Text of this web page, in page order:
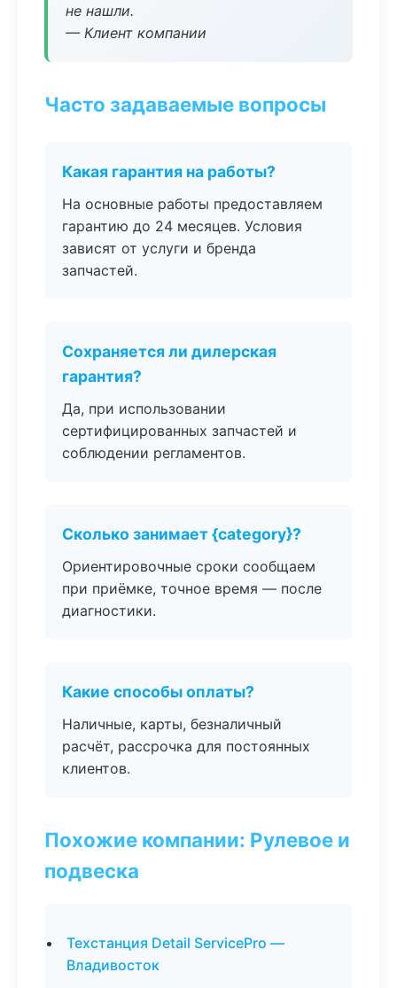
не нашли.
— Клиент компании
Часто задаваемые вопросы
Какая гарантия на работы?
На основные работы предоставляем
гарантию до 24 месяцев. Условия
зависят от услуги и бренда
запчастей.
Сохраняется ли дилерская
гарантия?
Да, при использовании
сертифицированных запчастей и
соблюдении регламентов.
Сколько занимает {category}?
Ориентировочные сроки сообщаем
при приёмке, точное время — после
диагностики.
Какие способы оплаты?
Наличные, карты, безналичный
расчёт, рассрочка для постоянных
клиентов.
Похожие компании: Рулевое и
подвеска
Техстанция Detail ServicePro —
Владивосток